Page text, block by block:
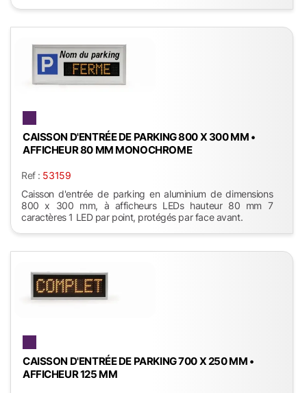
CAISSON D'ENTRÉE DE PARKING 800 X 300 MM •
AFFICHEUR 80 MM MONOCHROME
Ref : 53159
Caisson d'entrée de parking en aluminium de dimensions
800 x 300 mm, à afficheurs LEDs hauteur 80 mm 7
caractères 1 LED par point, protégés par face avant.
CAISSON D'ENTRÉE DE PARKING 700 X 250 MM •
AFFICHEUR 125 MM